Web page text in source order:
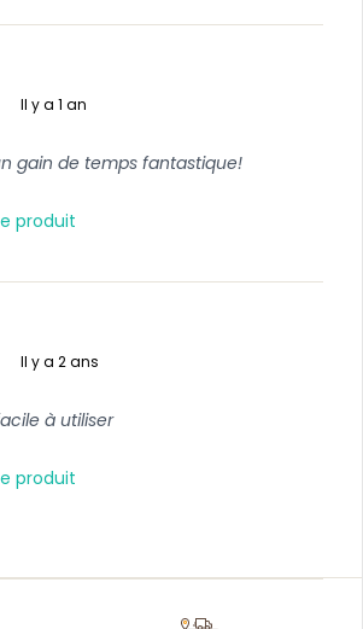
Il y a 1 an
gain de temps fantastique!
produit
Il y a 2 ans
à utiliser
produit